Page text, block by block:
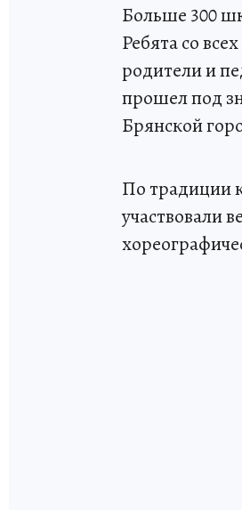
Больше 300
Ребята со
родители и
прошел под
Брянской
По традиции
участвовали